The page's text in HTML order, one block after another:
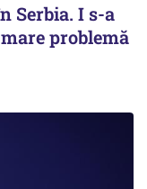
Serbia. I s-a
problemă